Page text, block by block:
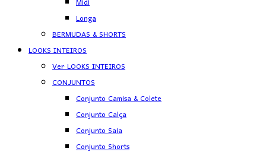
Longa
BERMUDAS & SHORTS
LOOKS INTEIROS
Ver LOOKS INTEIROS
CONJUNTOS
Conjunto Camisa & Colete
Conjunto Calça
Conjunto Saia
Conjunto Shorts